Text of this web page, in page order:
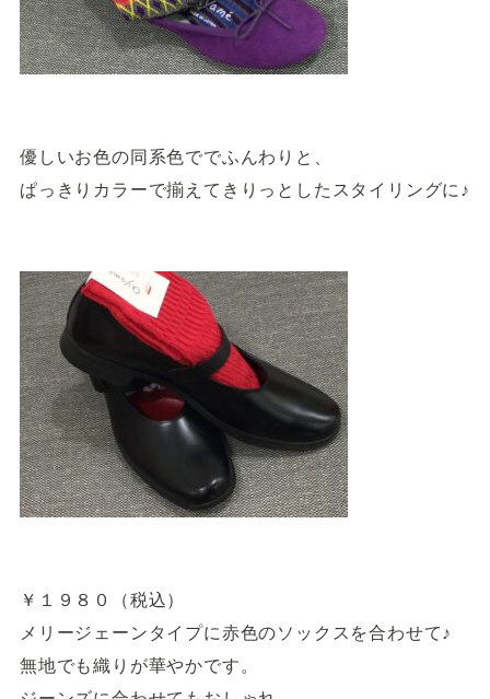
優しいお色の同系色ででふんわりと、
ぱっきりカラーで揃えてきりっとしたスタイリングに♪
￥１９８０（税込）
メリージェーンタイプに赤色のソックスを合わせて♪
無地でも織りが華やかです。